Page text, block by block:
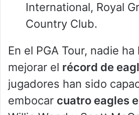
International, Royal
Country Club.
En el PGA Tour, nadie
mejorar el récord de
jugadores han sido
embocar cuatro eagles